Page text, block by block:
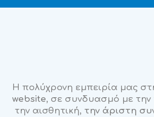
Η πολύχρονη εμπειρία μας
website, σε συνδυασμό με την
την αισθητική, την άριστη